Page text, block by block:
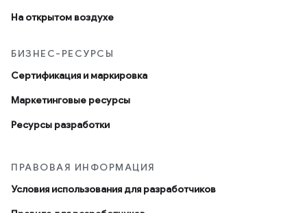
На открытом воздухе
БИЗНЕС-РЕСУРСЫ
Сертификация и маркировка
Маркетинговые ресурсы
Ресурсы разработки
ПРАВОВАЯ ИНФОРМАЦИЯ
Условия использования для разработчиков